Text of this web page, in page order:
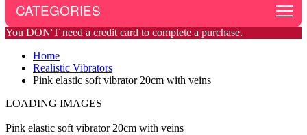
CATEGORIES
You DON'T need a credit card to complete a purchase.
Home
Realistic Vibrators
Pink elastic soft vibrator 20cm with veins
LOADING IMAGES
Pink elastic soft vibrator 20cm with veins